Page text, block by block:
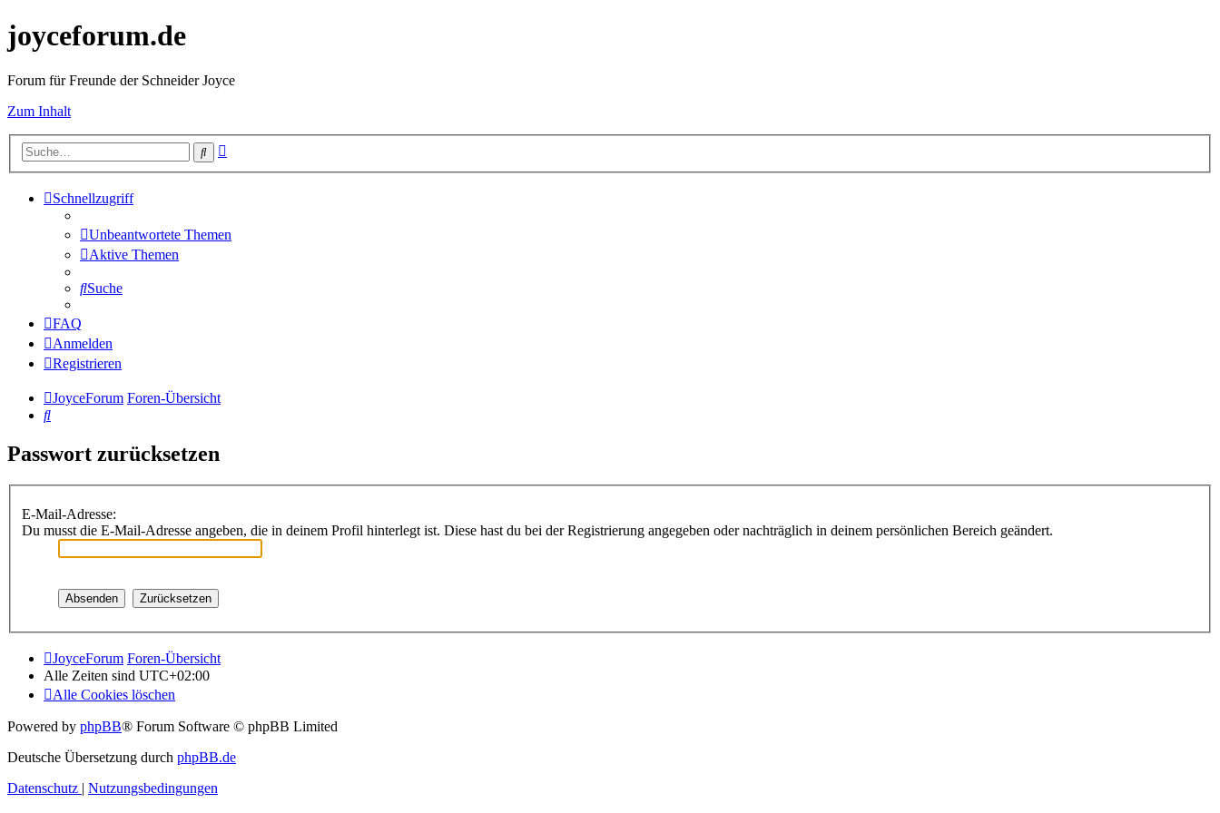
joyceforum.de
Forum für Freunde der Schneider Joyce
Zum Inhalt
Suche
Schnellzugriff
Unbeantwortete Themen
Aktive Themen
Suche
FAQ
Anmelden
Registrieren
JoyceForum Foren-Übersicht
Suche
Passwort zurücksetzen
E-Mail-Adresse:
Du musst die E-Mail-Adresse angeben, die in deinem Profil hinterlegt ist. Diese hast du bei der Registrierung angegeben oder nachträglich in deinem persönlichen Bereich geändert.
JoyceForum Foren-Übersicht
Alle Zeiten sind UTC+02:00
Alle Cookies löschen
Powered by phpBB® Forum Software © phpBB Limited
Deutsche Übersetzung durch phpBB.de
Datenschutz | Nutzungsbedingungen